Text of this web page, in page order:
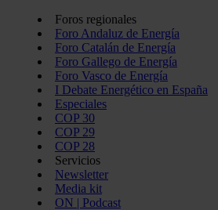
Foros regionales
Foro Andaluz de Energía
Foro Catalán de Energía
Foro Gallego de Energía
Foro Vasco de Energía
I Debate Energético en España
Especiales
COP 30
COP 29
COP 28
Servicios
Newsletter
Media kit
ON | Podcast